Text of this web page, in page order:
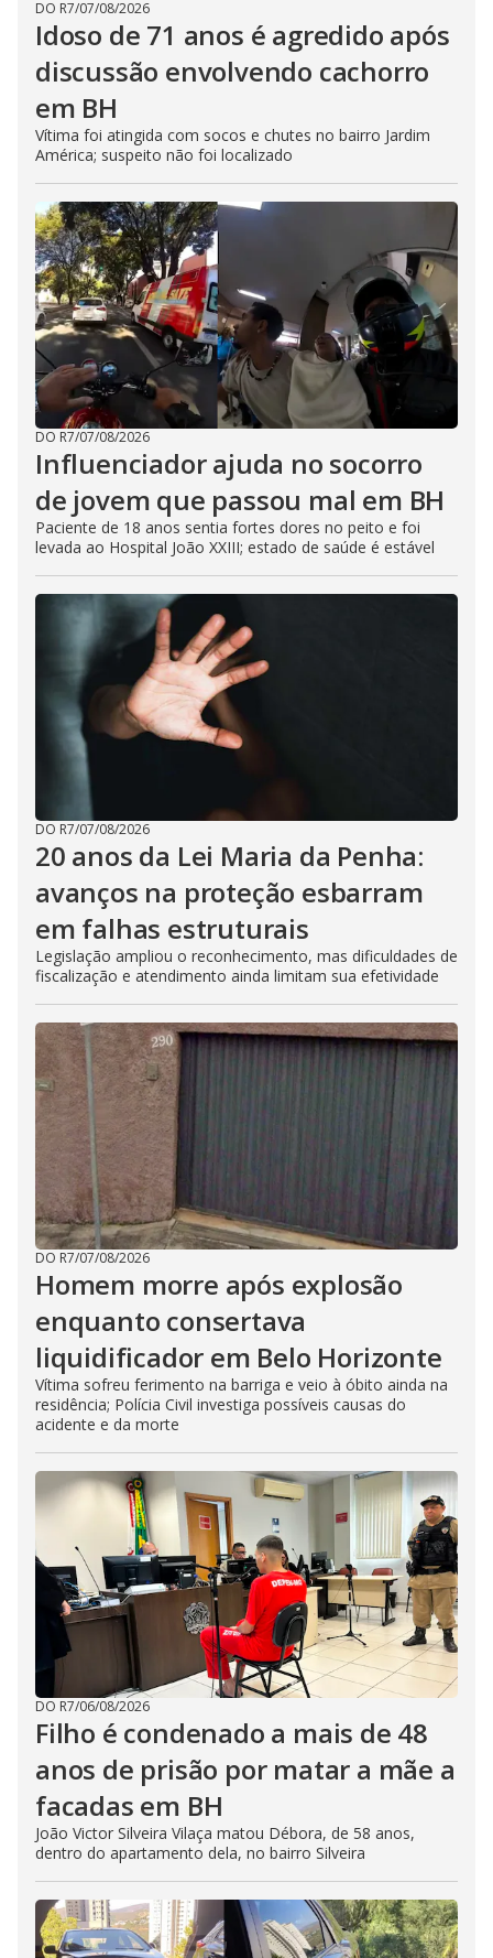
DO R7/07/08/2026
Idoso de 71 anos é agredido após
discussão envolvendo cachorro
em BH
Vítima foi atingida com socos e chutes no bairro Jardim
América; suspeito não foi localizado
DO R7/07/08/2026
Influenciador ajuda no socorro
de jovem que passou mal em BH
Paciente de 18 anos sentia fortes dores no peito e foi
levada ao Hospital João XXIII; estado de saúde é estável
DO R7/07/08/2026
20 anos da Lei Maria da Penha:
avanços na proteção esbarram
em falhas estruturais
Legislação ampliou o reconhecimento, mas dificuldades de
fiscalização e atendimento ainda limitam sua efetividade
DO R7/07/08/2026
Homem morre após explosão
enquanto consertava
liquidificador em Belo Horizonte
Vítima sofreu ferimento na barriga e veio à óbito ainda na
residência; Polícia Civil investiga possíveis causas do
acidente e da morte
DO R7/06/08/2026
Filho é condenado a mais de 48
anos de prisão por matar a mãe a
facadas em BH
João Victor Silveira Vilaça matou Débora, de 58 anos,
dentro do apartamento dela, no bairro Silveira